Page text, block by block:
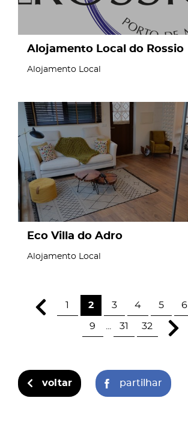
Alojamento Local do Rossio
Alojamento Local
page
Eco Villa do Adro
Alojamento Local
1 2 3 4 5 6
9 31 32
voltar partilhar